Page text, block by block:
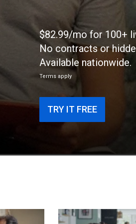
$82.99/mo for 100+
No contracts or
Available nationwide.
Terms apply
TRY IT FREE